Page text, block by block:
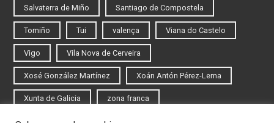
Salvaterra de Miño Santiago de Compostela
Tomiño Tui valença Viana do Castelo
Vigo Vila Nova de Cerveira
Xosé González Martínez Xoán Antón Pérez-Lema
Xunta de Galicia zona franca